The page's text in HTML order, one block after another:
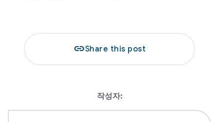
linkShare this post
작성자: